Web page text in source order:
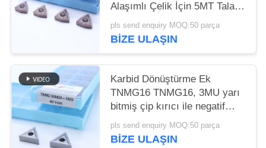
Alaşımlı Çelik İçin 5MT Talaş
Kırıcı ile
pls send enquiry MOQ:50 parça
BIZE ULAŞIN
Karbid Dönüştürme Ek
TNMG16 TNMG16, 3MU yarı
bitmiş çip kırıcı ile negatif
CNC ek
pls send enquiry MOQ:50 parça
BIZE ULAŞIN